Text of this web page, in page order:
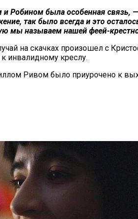
Робином была особенная связь, —
так было всегда и это
мы называем нашей феей-
на скачках произошел с
инвалидному креслу.
Ривом было приурочено к